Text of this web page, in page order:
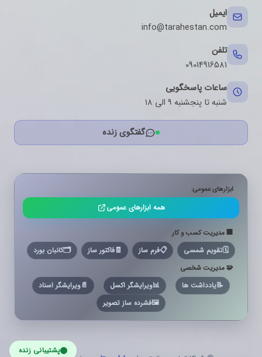
پشتیبانی زنده
ایمیل
info@tarahestan.com
تلفن
09014916581
ساعات پاسخگویی
شنبه تا پنجشنبه ۹ الی ۱۸
گفتگوی زنده
ابزارهای عمومی:
همه ابزارهای عمومی
🏢 مدیریت کسب و کار
🗓️تقویم شمسی 📋فرم ساز 🧾فاکتور ساز 🗂️کانبان بورد
🧩 مدیریت شخصی
📝یادداشت ها 📊ویرایشگر اکسل 📄ویرایشگر اسناد
🖼️فشرده ساز تصویر